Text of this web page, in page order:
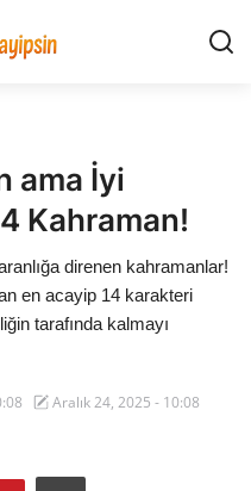
ama İyi
Kahraman!
direnen kahramanlar!
en acayip 14 karakteri
tarafında kalmayı
Aralık 24, 2025 - 10:08